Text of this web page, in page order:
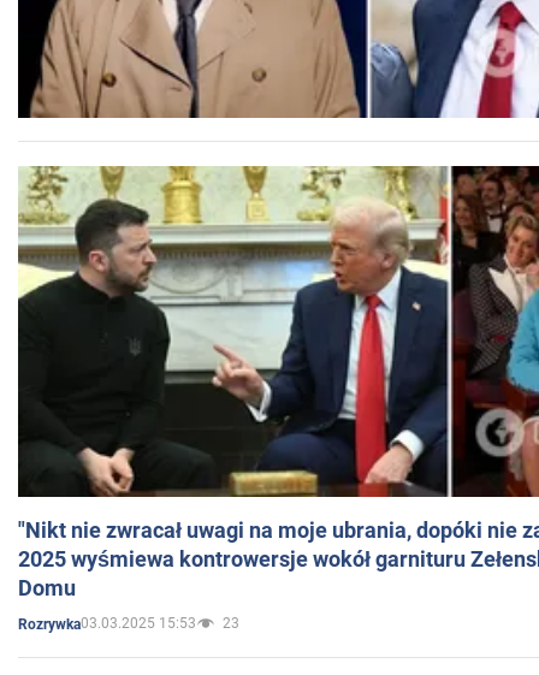
"Nikt nie zwracał uwagi na moje ubrania, dopóki nie
2025 wyśmiewa kontrowersje wokół garnituru
Domu
Rozrywka03.03.2025 15:53 23